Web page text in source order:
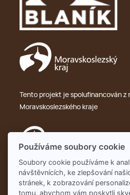
Tento projekt je spolufinancován z
Moravskoslezského kraje
Ochrana osobních údajů – GDPR
Používáme soubory cookie
Soubory cookie používáme k
návštěvnících, ke zlepšování
stránek, k zobrazování
tomu, abychom vám poskytli